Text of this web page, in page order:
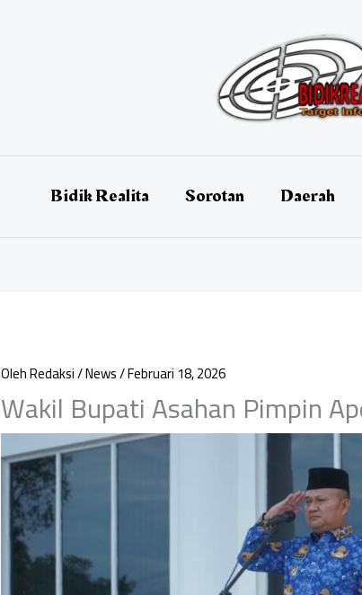
Bidik Realita Sorotan Daerah
OlehRedaksi/News/Februari 18, 2026
‎Wakil Bupati Asahan Pimpin